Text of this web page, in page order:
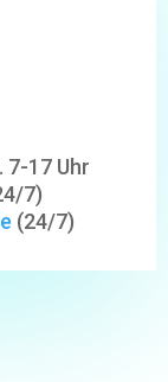
7-17 Uhr
7)
(24/7)